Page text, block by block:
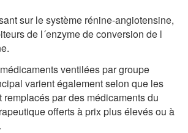
sur le système rénine-angiotensine,
de l´enzyme de conversion de l
ventilées par groupe
varient également selon que les
remplacés par des médicaments du
offerts à prix plus élevés ou à